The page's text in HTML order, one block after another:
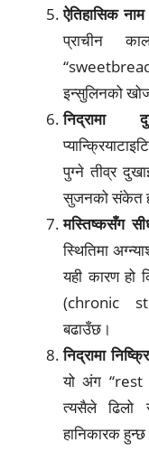
ऐतिहासिक
प्राचीन
इन्सुलिनको
निद्रामा
पुग्ने तीव्र
सुजनको संकेत
मस्तिष्कसँग
स्थितिमा
यही कारण हो
(chronic
बढाउँछ।
निद्रामा
यो अंग “rest
त्यसैले ढिलो
हानिकारक